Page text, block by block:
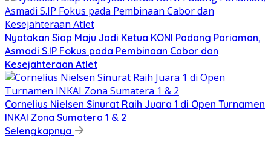
Nyatakan Siap Maju Jadi Ketua KONI Padang Pariaman,
Asmadi S.IP Fokus pada Pembinaan Cabor dan
Kesejahteraan Atlet
Cornelius Nielsen Sinurat Raih Juara 1 di Open Turnamen
INKAI Zona Sumatera 1 & 2
Selengkapnya